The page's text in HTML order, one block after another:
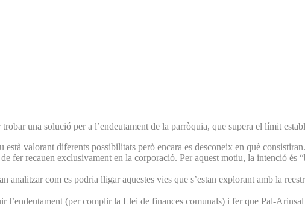
una solució per a l’endeutament de la parròquia, que supera el límit
valorant diferents possibilitats però encara es desconeix en què
fer recauen exclusivament en la corporació. Per aquest motiu, la intenció és
analitzar com es podria lligar aquestes vies que s’estan explorant amb la
l’endeutament (per complir la Llei de finances comunals) i fer que Pal-